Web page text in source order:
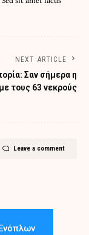
NEXT ARTICLE
Σαν σήμερα η
τους 63 νεκρούς
Leave a comment